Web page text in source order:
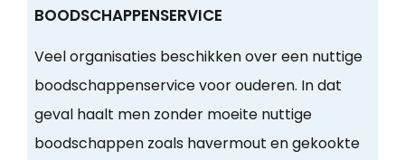
BOODSCHAPPENSERVICE
Veel organisaties beschikken over een nuttige
boodschappenservice voor ouderen. In dat
geval haalt men zonder moeite nuttige
boodschappen zoals havermout en gekookte